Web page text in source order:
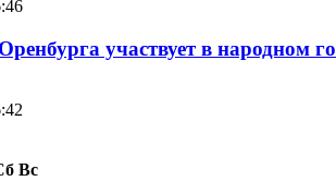
участвует в народном
Вс